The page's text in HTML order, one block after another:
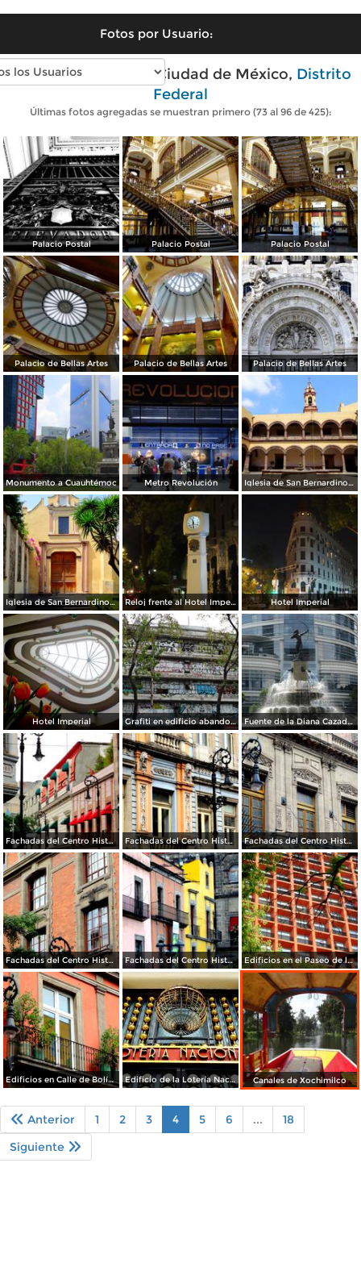
Fotos por Usuario:
Fotos modernas de Ciudad de México, Distrito
Federal
Últimas fotos agregadas se muestran primero (73 al 96 de 425):
Palacio Postal Palacio Postal Palacio Postal
Palacio de Bellas Artes Palacio de Bellas Artes Palacio de Bellas Artes
Monumento a Cuauhtémoc Metro Revolución Iglesia de San Bernardino de Siena, en Xochimilco
Iglesia de San Bernardino de Siena, en Xochimilco Reloj frente al Hotel Imperial Hotel Imperial
Hotel Imperial Grafiti en edificio abandonado Fuente de la Diana Cazadora
Fachadas del Centro Histórico de la Ciudad de México Fachadas del Centro Histórico de la Ciudad de México Fachadas del Centro Histórico de la Ciudad de México
Fachadas del Centro Histórico de la Ciudad de México Fachadas del Centro Histórico de la Ciudad de México Edificios en el Paseo de la Reforma
Edificios en Calle de Bolívar Edificio de la Lotería Nacional Canales de Xochimilco
Anterior 1 2 3 4 5 6 ...
18
Siguiente